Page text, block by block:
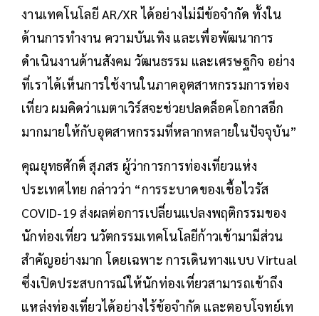
งานเทคโนโลยี AR/XR ได้อย่างไม่มีข้อจำกัด ทั้งใน
ด้านการทำงาน ความบันเทิง และเพื่อพัฒนาการ
ดำเนินงานด้านสังคม วัฒนธรรม และเศรษฐกิจ อย่าง
ที่เราได้เห็นการใช้งานในภาคอุตสาหกรรมการท่อง
เที่ยว ผมคิดว่าเมตาเวิร์สจะช่วยปลดล็อคโอกาสอีก
มากมายให้กับอุตสาหกรรมที่หลากหลายในปัจจุบัน”
คุณยุทธศักดิ์ สุภสร ผู้ว่าการการท่องเที่ยวแห่ง
ประเทศไทย กล่าวว่า “การระบาดของเชื้อไวรัส
COVID-19 ส่งผลต่อการเปลี่ยนแปลงพฤติกรรมของ
นักท่องเที่ยว นวัตกรรมเทคโนโลยีก้าวเข้ามามีส่วน
สำคัญอย่างมาก โดยเฉพาะ การเดินทางแบบ Virtual
ซึ่งเปิดประสบการณ์ให้นักท่องเที่ยวสามารถเข้าถึง
แหล่งท่องเที่ยวได้อย่างไร้ข้อจำกัด และตอบโจทย์เท